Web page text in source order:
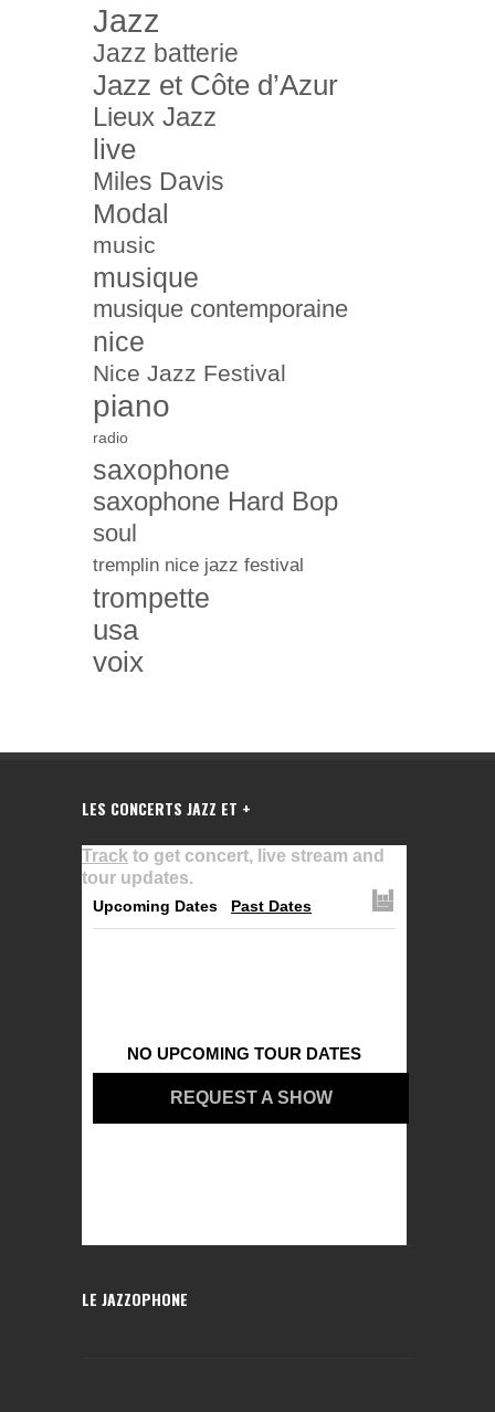
Jazz
Jazz batterie
Jazz et Côte d’Azur
Lieux Jazz
live
Miles Davis
Modal
music
musique
musique contemporaine
nice
Nice Jazz Festival
piano
radio
saxophone
saxophone Hard Bop
soul
tremplin nice jazz festival
trompette
usa
voix
LES CONCERTS JAZZ ET +
Track to get concert, live stream and
tour updates.
Upcoming Dates Past Dates
NO UPCOMING TOUR DATES
REQUEST A SHOW
LE JAZZOPHONE